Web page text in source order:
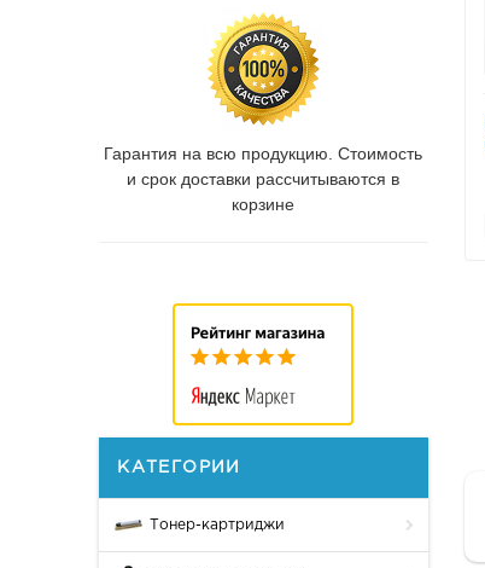
Гарантия на всю продукцию. Стоимость
и срок доставки рассчитываются в
корзине
КАТЕГОРИИ
Тонер-картриджи